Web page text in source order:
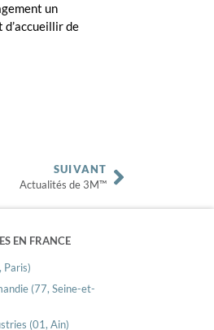
un
de
SUIVANT
Actualités de 3M™
EN FRANCE
Paris)
(77, Seine-et-
(01, Ain)